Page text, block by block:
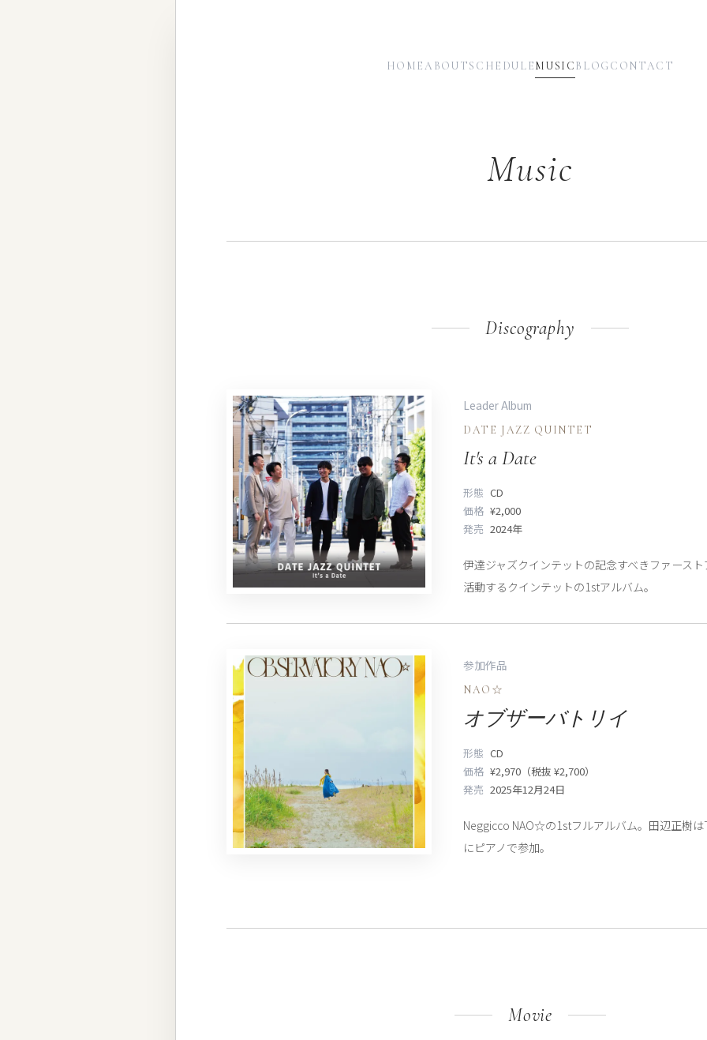
HOMEABOUTSCHEDULEMUSICBLOG CONTACT
Music
Discography
Leader Album
DATE JAZZ QUINTET
It's a Date
形態 CD
価格 ¥2,000
発売 2024年
伊達ジャズクインテットの記念すべきファース
活動するクインテットの1stアルバム。
参加作品
NAO☆
オブザーバトリイ
形態 CD
価格 ¥2,970（税抜 ¥2,700）
発売 2025年12月24日
Neggicco NAO☆の1stフルアルバム。田辺正樹は
にピアノで参加。
Movie